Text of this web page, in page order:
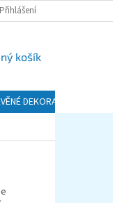
ÚDAJŮ (GDPR)
Přihlášení
košík
DEKORACE